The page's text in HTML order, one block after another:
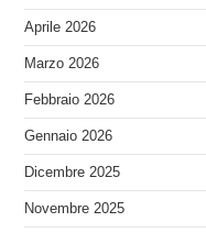
Aprile 2026
Marzo 2026
Febbraio 2026
Gennaio 2026
Dicembre 2025
Novembre 2025